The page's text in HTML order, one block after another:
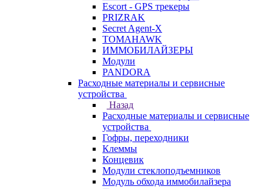
Escort - GPS трекеры
PRIZRAK
Secret Agent-X
TOMAHAWK
ИММОБИЛАЙЗЕРЫ
Модули
PANDORA
Расходные материалы и сервисные
устройства
Назад
Расходные материалы и сервисные
устройства
Гофры, переходники
Клеммы
Концевик
Модули стеклоподъемников
Модуль обхода иммобилайзера